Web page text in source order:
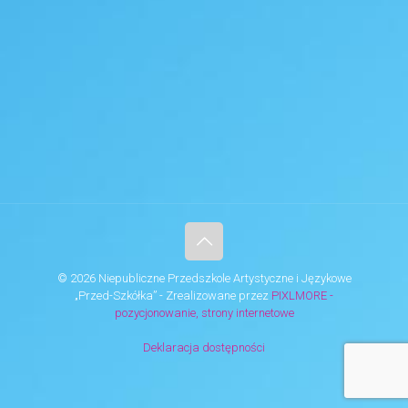
© 2026 Niepubliczne Przedszkole Artystyczne i Językowe
„Przed-Szkółka” - Zrealizowane przez PIXLMORE -
pozycjonowanie, strony internetowe
Deklaracja dostępności